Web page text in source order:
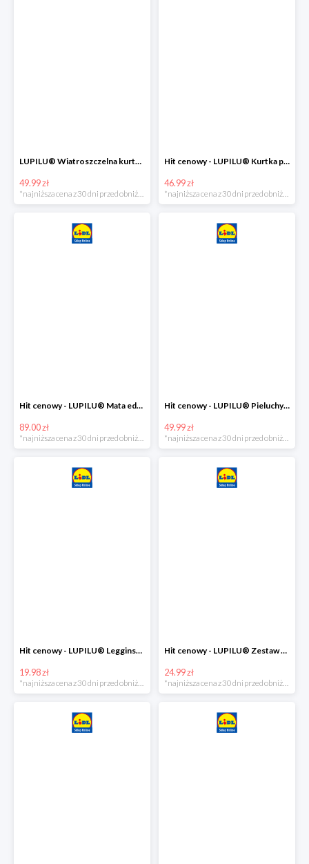
LUPILU® Wiatroszczelna kurtka dziecięca softshell, 1 sztuka
49.99 zł
Hit cenowy - LUPILU® Kurtka przeciwdeszczowa dziewczęca, 1 sztuka
46.99 zł
Hit cenowy - LUPILU® Mata edukacyjna dla niemowląt, 1 sztuka
89.00 zł
*najniższa cena z 30 dni przed obniżką
Hit cenowy - LUPILU® Pieluchy tetrowe 80x80 cm, z biobawełny, 5 sztuk
49.99 zł
*najniższa cena z 30 dni przed obniżką
Hit cenowy - LUPILU® Legginsy niemowlęce z biobawełną, 2 pary
19.98 zł
Hit cenowy - LUPILU® Zestaw dziecięcy z biobawełny (body + koszulka + spodenki), 1 komplet
24.99 zł